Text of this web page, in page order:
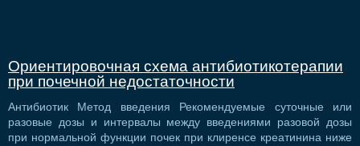
Ориентировочная схема антибиотикотерапии
при почечной недостаточности
Антибиотик Метод введения Рекомендуемые суточные или
разовые дозы и интервалы между введениями разовой дозы
при нормальной функции почек при клиренсе креатинина ниже